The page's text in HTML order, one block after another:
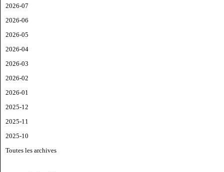
2026-07
2026-06
2026-05
2026-04
2026-03
2026-02
2026-01
2025-12
2025-11
2025-10
Toutes les archives